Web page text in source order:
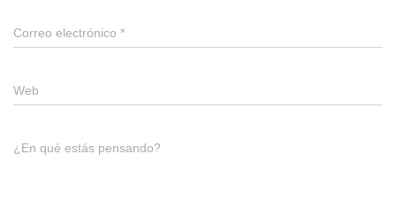
Correo electrónico *
Web
¿En qué estás pensando?